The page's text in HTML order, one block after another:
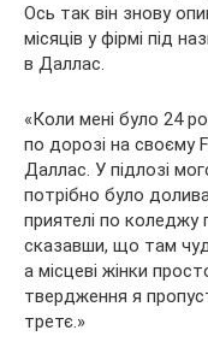
Ось так він знову
місяців у фірмі під
в Даллас.
«Коли мені було 24
по дорозі на своєму
Даллас. У підлозі
потрібно було
приятелі по коледжу
сказавши, що там
а місцеві жінки
твердження я
третє.»